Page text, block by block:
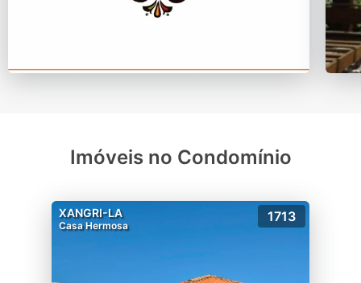
Imóveis no Condomínio
XANGRI-LA
Casa Hermosa
1713